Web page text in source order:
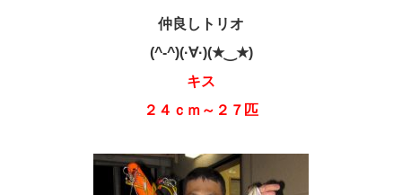
仲良しトリオ
(^-^)(·∀·)(★‿★)
キス
２４ｃｍ～２７匹